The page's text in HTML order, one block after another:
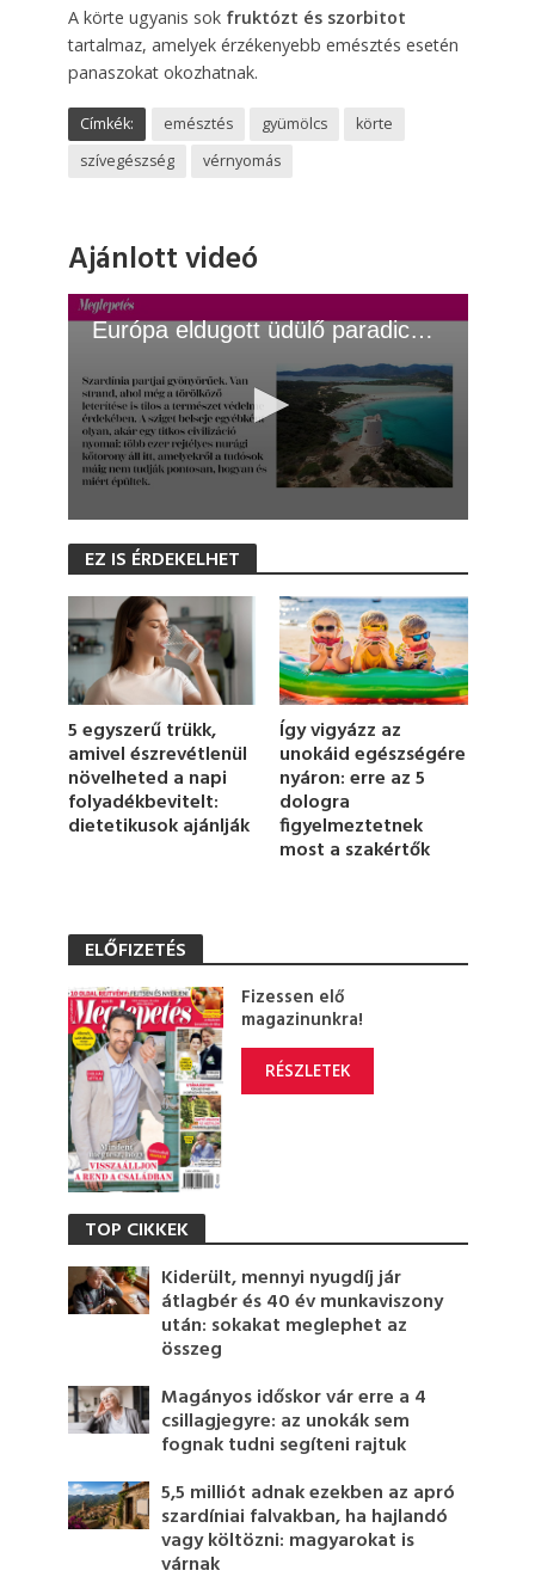
A körte ugyanis sok fruktózt és szorbitot
tartalmaz, amelyek érzékenyebb emésztés esetén
panaszokat okozhatnak.
Címkék: emésztés gyümölcs
körte
szívegészség
vérnyomás
Ajánlott videó
Európa eldugott üdülő paradicsoma
s
n
d
s
o
f
m
i
n
u
t
e
o
n
d
s
EZ IS ÉRDEKELHET
5 egyszerű trükk,
amivel észrevétlenül
növelheted a napi
folyadékbevitelt:
dietetikusok ajánlják
Így vigyázz az
unokáid egészségére
nyáron: erre az 5
dologra
figyelmeztetnek
most a szakértők
ELŐFIZETÉS
Fizessen elő
magazinunkra!
RÉSZLETEK
TOP CIKKEK
Kiderült, mennyi nyugdíj jár
átlagbér és 40 év munkaviszony
után: sokakat meglephet az
összeg
Magányos időskor vár erre a 4
csillagjegyre: az unokák sem
fognak tudni segíteni rajtuk
5,5 milliót adnak ezekben az apró
szardíniai falvakban, ha hajlandó
vagy költözni: magyarokat is
várnak